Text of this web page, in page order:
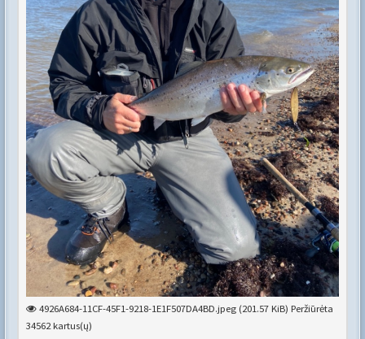
4926A684-11CF-45F1-9218-1E1F507DA4BD.jpeg (201.57 KiB) Peržiūrėta
34562 kartus(ų)